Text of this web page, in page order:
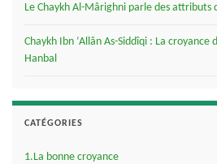
Le Chaykh Al-Mârighni parle des attributs
Chaykh Ibn ‘Allân As-Siddîqi : La croyance
Hanbal
CATÉGORIES
1.La bonne croyance